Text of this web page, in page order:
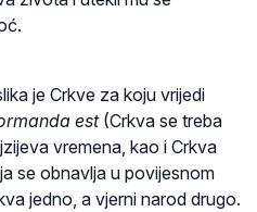
je Crkve za koju vrijedi
est(Crkva se treba
vremena, kao i Crkva
se obnavlja u povijesnom
jedno, a vjerni narod drugo.